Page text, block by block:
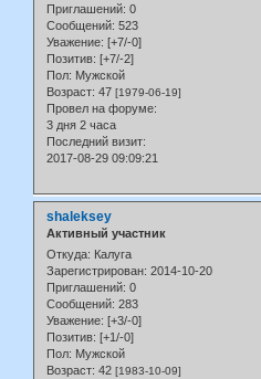
Приглашений: 0
Сообщений: 523
Уважение: [+7/-0]
Позитив: [+7/-2]
Пол: Мужской
Возраст: 47 [1979-06-19]
Провел на форуме:
3 дня 2 часа
Последний визит:
2017-08-29 09:09:21
shaleksey
Активный участник
Откуда: Калуга
Зарегистрирован: 2014-10-20
Приглашений: 0
Сообщений: 283
Уважение: [+3/-0]
Позитив: [+1/-0]
Пол: Мужской
Возраст: 42 [1983-10-09]